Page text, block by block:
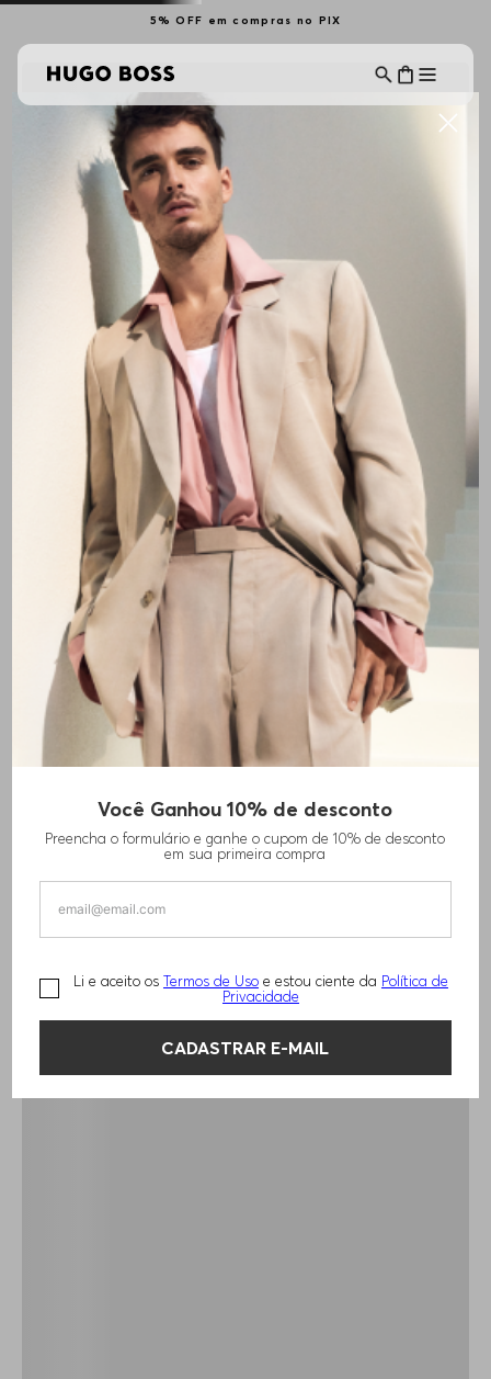
5% OFF em compras no PIX
Você Ganhou 10% de desconto
Preencha o formulário e ganhe o cupom de 10% de desconto
em sua primeira compra
Li e aceito os Termos de Uso e estou ciente da Política de
Privacidade
CADASTRAR E-MAIL